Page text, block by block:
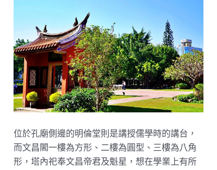
位於孔廟側邊的明倫堂則是講授儒學時的講台，
而文昌閣一樓為方形、二樓為圓型、三樓為八角
形，塔內祀奉文昌帝君及魁星，想在學業上有所